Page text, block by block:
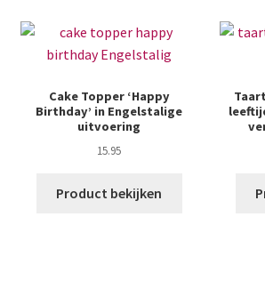
Cake Topper ‘Happy
Birthday’ in Engelstalige
uitvoering
15.95
Product bekijken